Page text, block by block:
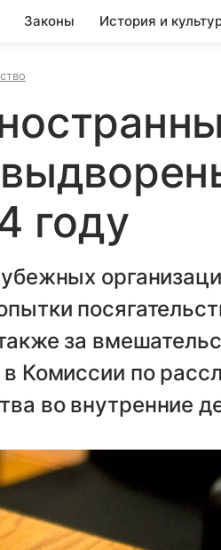
Законы История и
году
за
Комиссии по
во внутренние